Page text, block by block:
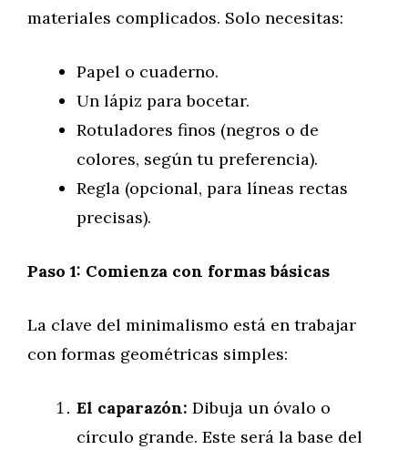
materiales complicados. Solo necesitas:
Papel o cuaderno.
Un lápiz para bocetar.
Rotuladores finos (negros o de
colores, según tu preferencia).
Regla (opcional, para líneas rectas
precisas).
Paso 1: Comienza con formas básicas
La clave del minimalismo está en trabajar
con formas geométricas simples:
El caparazón: Dibuja un óvalo o
círculo grande. Este será la base del